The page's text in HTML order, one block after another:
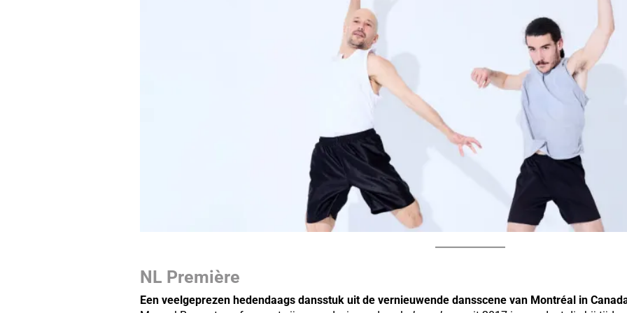
NL Première
Een veelgeprezen hedendaags dansstuk uit de vernieuwende dansscene van Montréal in